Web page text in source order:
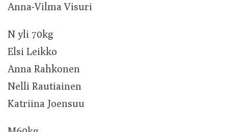
Anna-Vilma Visuri
N yli 70kg
Elsi Leikko
Anna Rahkonen
Nelli Rautiainen
Katriina Joensuu